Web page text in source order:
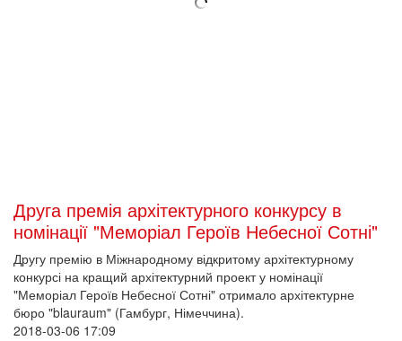
Друга премія архітектурного конкурсу в
номінації "Меморіал Героїв Небесної Сотні"
Другу премію в Міжнародному відкритому архітектурному
конкурсі на кращий архітектурний проект у номінації
"Меморіал Героїв Небесної Сотні" отримало архітектурне
бюро "blauraum" (Гамбург, Німеччина).
2018-03-06 17:09